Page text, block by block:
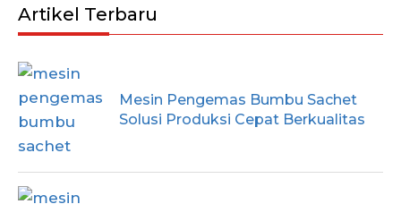
Artikel Terbaru
Mesin Pengemas Bumbu Sachet
Solusi Produksi Cepat Berkualitas